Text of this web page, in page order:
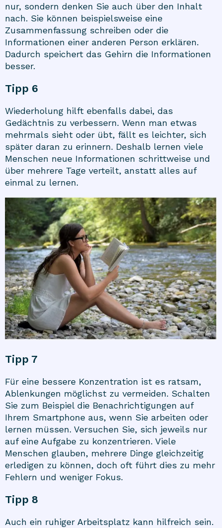
nur, sondern denken Sie auch über den Inhalt
nach. Sie können beispielsweise eine
Zusammenfassung schreiben oder die
Informationen einer anderen Person erklären.
Dadurch speichert das Gehirn die Informationen
besser.
Tipp 6
Wiederholung hilft ebenfalls dabei, das
Gedächtnis zu verbessern. Wenn man etwas
mehrmals sieht oder übt, fällt es leichter, sich
später daran zu erinnern. Deshalb lernen viele
Menschen neue Informationen schrittweise und
über mehrere Tage verteilt, anstatt alles auf
einmal zu lernen.
Tipp 7
Für eine bessere Konzentration ist es ratsam,
Ablenkungen möglichst zu vermeiden. Schalten
Sie zum Beispiel die Benachrichtigungen auf
Ihrem Smartphone aus, wenn Sie arbeiten oder
lernen müssen. Versuchen Sie, sich jeweils nur
auf eine Aufgabe zu konzentrieren. Viele
Menschen glauben, mehrere Dinge gleichzeitig
erledigen zu können, doch oft führt dies zu mehr
Fehlern und weniger Fokus.
Tipp 8
Auch ein ruhiger Arbeitsplatz kann hilfreich sein.